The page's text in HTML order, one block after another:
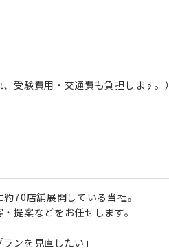
受験費用・交通費も負担します。）
70店舗展開している当社。
提案などをお任せします。
ンを見直したい」